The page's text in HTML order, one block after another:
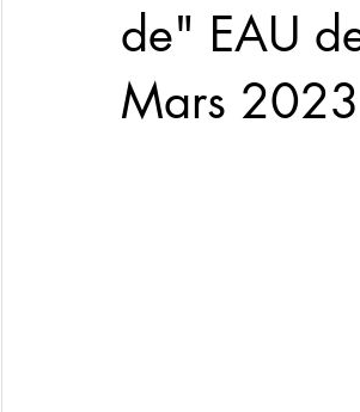
de" EAU
Mars 2023